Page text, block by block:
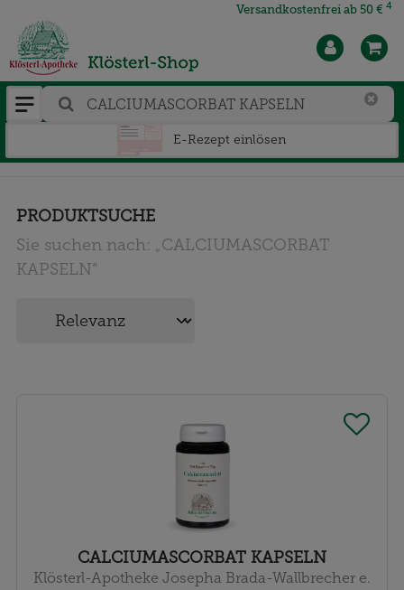
Versandkostenfrei ab 50 € 4
E-Rezept einlösen
PRODUKTSUCHE
Sie suchen nach: „CALCIUMASCORBAT
KAPSELN“
CALCIUMASCORBAT KAPSELN
Klösterl-Apotheke Josepha Brada-Wallbrecher e.